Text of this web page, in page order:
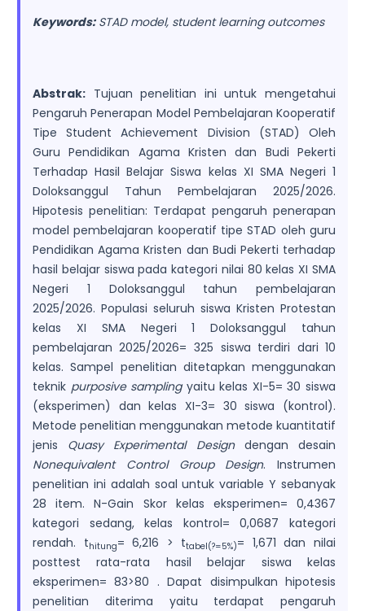
Keywords:STAD model, student learning outcomes
Abstrak:Tujuan penelitian ini untuk mengetahui
Pengaruh Penerapan Model Pembelajaran Kooperatif
Tipe Student Achievement Division (STAD) Oleh
Guru Pendidikan Agama Kristen dan Budi Pekerti
Terhadap Hasil Belajar Siswa kelas XI SMA Negeri 1
Doloksanggul Tahun Pembelajaran 2025/2026.
Hipotesis penelitian: Terdapat pengaruh penerapan
model pembelajaran kooperatif tipe STAD oleh guru
Pendidikan Agama Kristen dan Budi Pekerti terhadap
hasil belajar siswa pada kategori nilai 80 kelas XI SMA
Negeri 1 Doloksanggul tahun pembelajaran
2025/2026. Populasi seluruh siswa Kristen Protestan
kelas XI SMA Negeri 1 Doloksanggul tahun
pembelajaran 2025/2026= 325 siswa terdiri dari 10
kelas. Sampel penelitian ditetapkan menggunakan
teknik purposive sampling yaitu kelas XI-5= 30 siswa
(eksperimen) dan kelas XI-3= 30 siswa (kontrol).
Metode penelitian menggunakan metode kuantitatif
jenis Quasy Experimental Designdengan desain
Nonequivalent Control Group Design. Instrumen
penelitian ini adalah soal untuk variable Y sebanyak
28 item. N-Gain Skor kelas eksperimen= 0,4367
kategori sedang, kelas kontrol= 0,0687 kategori
rendah. thitung= 6,216 > ttabel(?=5%)= 1,671 dan nilai
posttest rata-rata hasil belajar siswa kelas
eksperimen= 83>80 . Dapat disimpulkan hipotesis
penelitian diterima yaitu terdapat pengaruh